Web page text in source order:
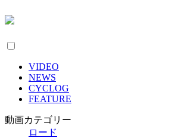
VIDEO
NEWS
CYCLOG
FEATURE
動画カテゴリー
ロード